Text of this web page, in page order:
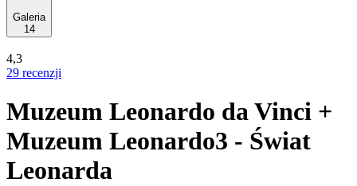
Galeria
14
4,3
29 recenzji
Muzeum Leonardo da Vinci +
Muzeum Leonardo3 - Świat
Leonarda